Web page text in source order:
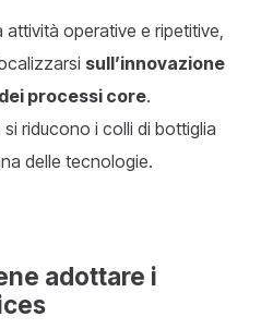
attività operative e ripetitive,
sull’innovazione
processi core.
si riducono i colli di bottiglia
delle tecnologie.
adottare i